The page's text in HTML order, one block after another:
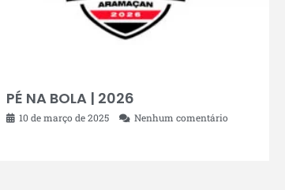
PÉ NA BOLA | 2026
10 de março de 2025 Nenhum comentário